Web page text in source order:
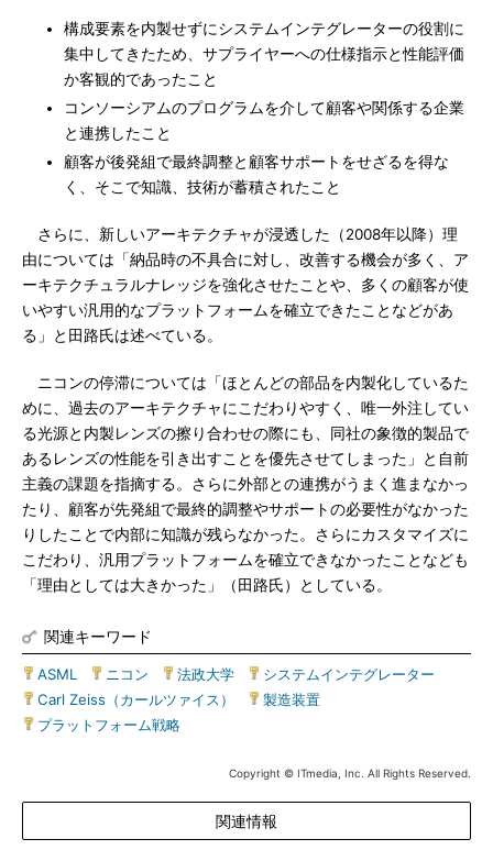
構成要素を内製せずにシステムインテグレーターの役割に
集中してきたため、サプライヤーへの仕様指示と性能評価
か客観的であったこと
コンソーシアムのプログラムを介して顧客や関係する企業
と連携したこと
顧客が後発組で最終調整と顧客サポートをせざるを得な
く、そこで知識、技術が蓄積されたこと
さらに、新しいアーキテクチャが浸透した（2008年以降）理
由については「納品時の不具合に対し、改善する機会が多く、ア
ーキテクチュラルナレッジを強化させたことや、多くの顧客が使
いやすい汎用的なプラットフォームを確立できたことなどがあ
る」と田路氏は述べている。
ニコンの停滞については「ほとんどの部品を内製化しているた
めに、過去のアーキテクチャにこだわりやすく、唯一外注してい
る光源と内製レンズの擦り合わせの際にも、同社の象徴的製品で
あるレンズの性能を引き出すことを優先させてしまった」と自前
主義の課題を指摘する。さらに外部との連携がうまく進まなかっ
たり、顧客が先発組で最終的調整やサポートの必要性がなかった
りしたことで内部に知識が残らなかった。さらにカスタマイズに
こだわり、汎用プラットフォームを確立できなかったことなども
「理由としては大きかった」（田路氏）としている。
関連キーワード
ASML ニコン 法政大学 システムインテグレーター
Carl Zeiss（カールツァイス）
製造装置
プラットフォーム戦略
Copyright © ITmedia, Inc. All Rights Reserved.
関連情報